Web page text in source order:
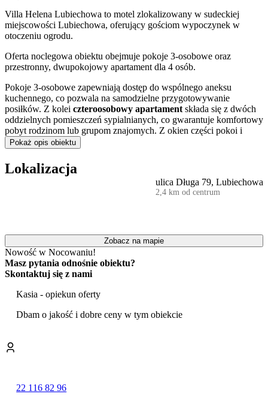
Villa Helena Lubiechowa to motel zlokalizowany w sudeckiej
miejscowości Lubiechowa, oferujący gościom wypoczynek w
otoczeniu ogrodu.
Oferta noclegowa obiektu obejmuje pokoje 3-osobowe oraz
przestronny, dwupokojowy apartament dla 4 osób.
Pokoje 3-osobowe zapewniają dostęp do wspólnego aneksu
kuchennego, co pozwala na samodzielne przygotowywanie
posiłków. Z kolei czteroosobowy apartamentskłada się z dwóch
oddzielnych pomieszczeń sypialnianych, co gwarantuje komfortowy
pobyt rodzinom lub grupom znajomych. Z okien części pokoi i
apartamentu roztacza się widok na góry. Każda jednostka
Wszystkie pokoje i apartamenty są ogrzewane i wyposażone w
podstawowe udogodnienia, takie jak telewizor LCD, lodówka oraz
czajnik elektryczny. Goście mają również zapewniony stały dostęp
rekreacyjne obiektu. Przygotowano w nim specjalnemiejsce na
ogniskooraz stanowisko do grillowania. Dodatkową przestrzeń do
wypoczynku na świeżym powietrzu tworzy
parasolami. Dla gości podróżujących samochodem dostępny jest
bezpłatny,prywatny parking
Villa Helena Lubiechowa położona jest przy ulicy Długiej.
Lokalizacja w regionie Dolnego Śląska, w sercu Sudetów, czyni
obiekt dogodną bazą wypadową do zwiedzania okolicznych atrakcji
Doba hotelowa rozpoczyna się o godzinie 14:00 w dniu przyjazdu i
Pokaż opis obiektu
Lokalizacja
ulica Długa 79, Lubiechowa
2,4 km od centrum
Zobacz na mapie
Nowość w Nocowaniu!
Masz pytania odnośnie obiektu?
Skontaktuj się z nami
Kasia - opiekun oferty
Dbam o jakość i dobre ceny w tym obiekcie
22 116 82 96